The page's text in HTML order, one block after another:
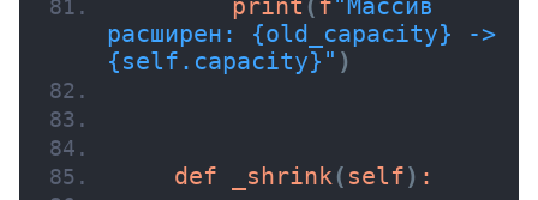
print ( f"Массив
расширен: {old_capacity} ->
{self.capacity}" )
    def
_shrink( self) :